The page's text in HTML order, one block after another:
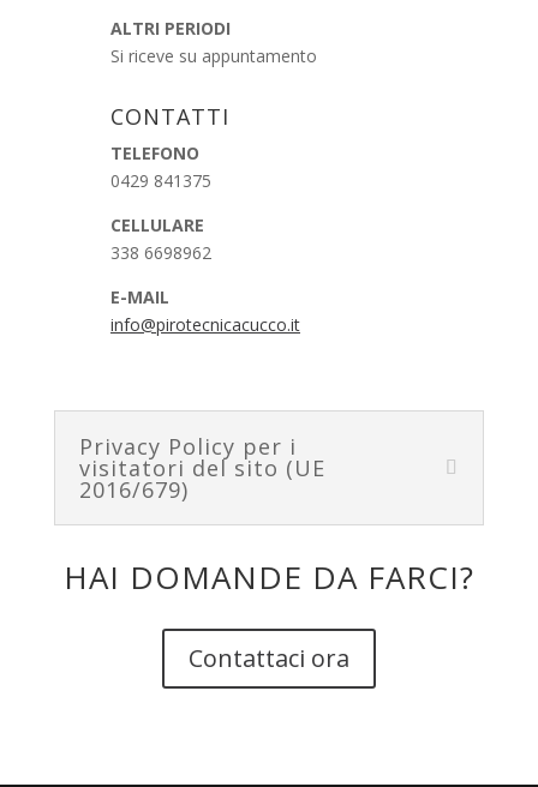
ALTRI PERIODI
Si riceve su appuntamento
CONTATTI
TELEFONO
0429 841375
CELLULARE
338 6698962
E-MAIL
info@pirotecnicacucco.it
Privacy Policy per i
visitatori del sito (UE
2016/679)
HAI DOMANDE DA FARCI?
Contattaci ora